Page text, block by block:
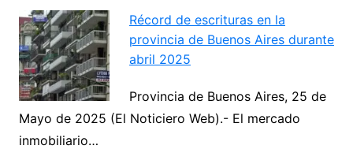
Récord de escrituras en la
provincia de Buenos Aires durante
abril 2025
Provincia de Buenos Aires, 25 de
Mayo de 2025 (El Noticiero Web).- El mercado
inmobiliario…